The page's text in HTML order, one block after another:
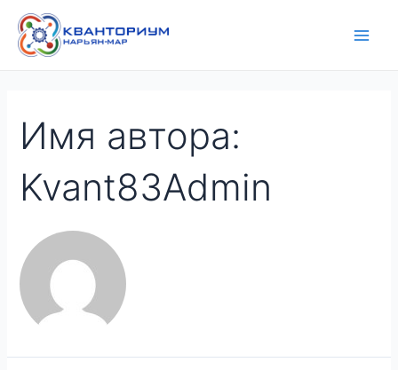
содержимому
Имя автора:
Kvant83Admin